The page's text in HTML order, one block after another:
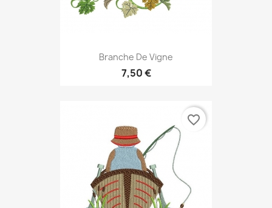
Branche De Vigne
7,50 €
favorite_border